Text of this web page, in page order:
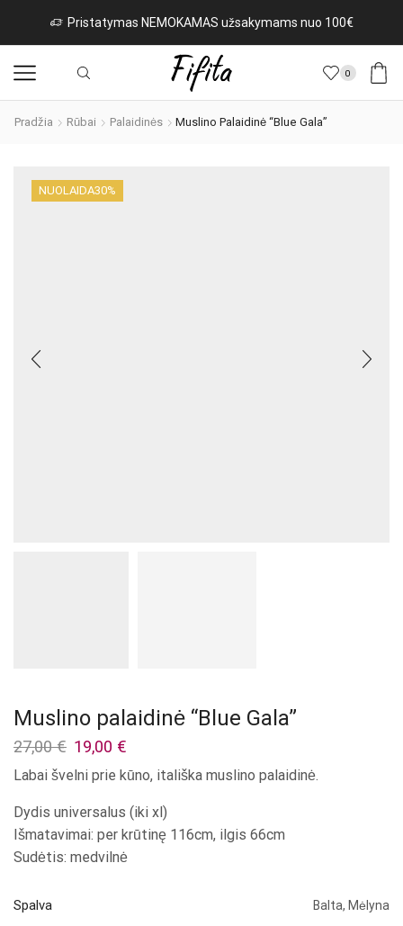
NEMOKAMAS užsakymams nuo 100€ Naujos
0
Pradžia Rūbai Palaidinės Muslino Palaidinė “Blue Gala”
NUOLAIDA30%
Muslino palaidinė “Blue Gala”
27,00€ Original
was:
27,00 €.
19,00 €
is:
19,00 €.
Labai švelni prie kūno, itališka muslino palaidinė.
Dydis universalus (iki xl)
Išmatavimai: per krūtinę 116cm, ilgis 66cm
Sudėtis: medvilnė
Spalva Balta, Mėlyna